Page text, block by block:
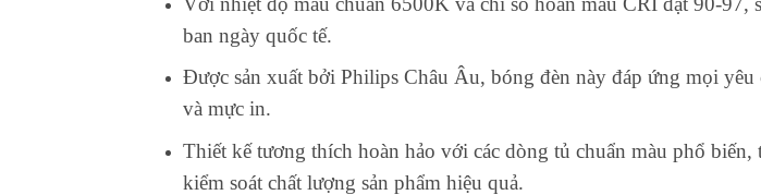
ban ngày quốc tế.
Được sản xuất bởi Philips Châu Âu, bóng đèn này đáp ứng mọi
và mực in.
Thiết kế tương thích hoàn hảo với các dòng tủ chuẩn màu phổ
kiểm soát chất lượng sản phẩm hiệu quả.